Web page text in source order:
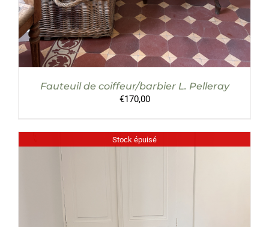
Fauteuil de coiffeur/barbier L. Pelleray
€170,00
Stock épuisé